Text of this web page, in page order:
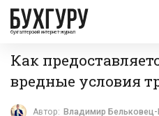
бухгалтерский интернет-журнал
Как
вредные условия
Автор: Владимир